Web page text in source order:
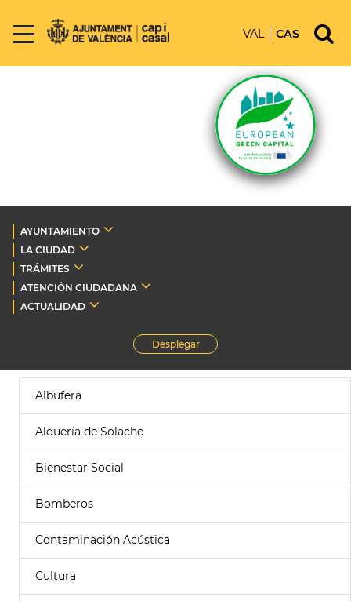
VAL CAS
AYUNTAMIENTO
LA CIUDAD
TRÁMITES
ATENCIÓN CIUDADANA
ACTUALIDAD
Desplegar
Albufera
Alquería de Solache
Bienestar Social
Bomberos
Contaminación Acústica
Cultura